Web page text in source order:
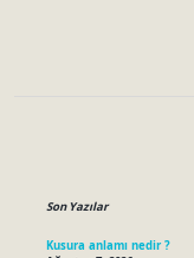
Son Yazılar
Kusura anlamı nedir ?